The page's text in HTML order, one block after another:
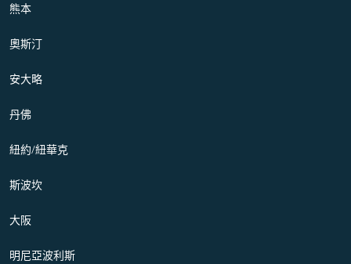
熊本
奧斯汀
安大略
丹佛
紐約/紐華克
斯波坎
大阪
明尼亞波利斯